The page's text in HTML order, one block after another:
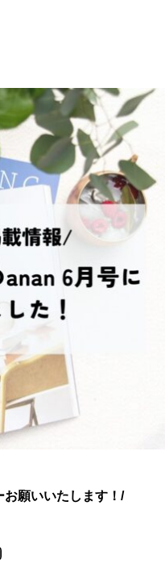
願いいたします！/